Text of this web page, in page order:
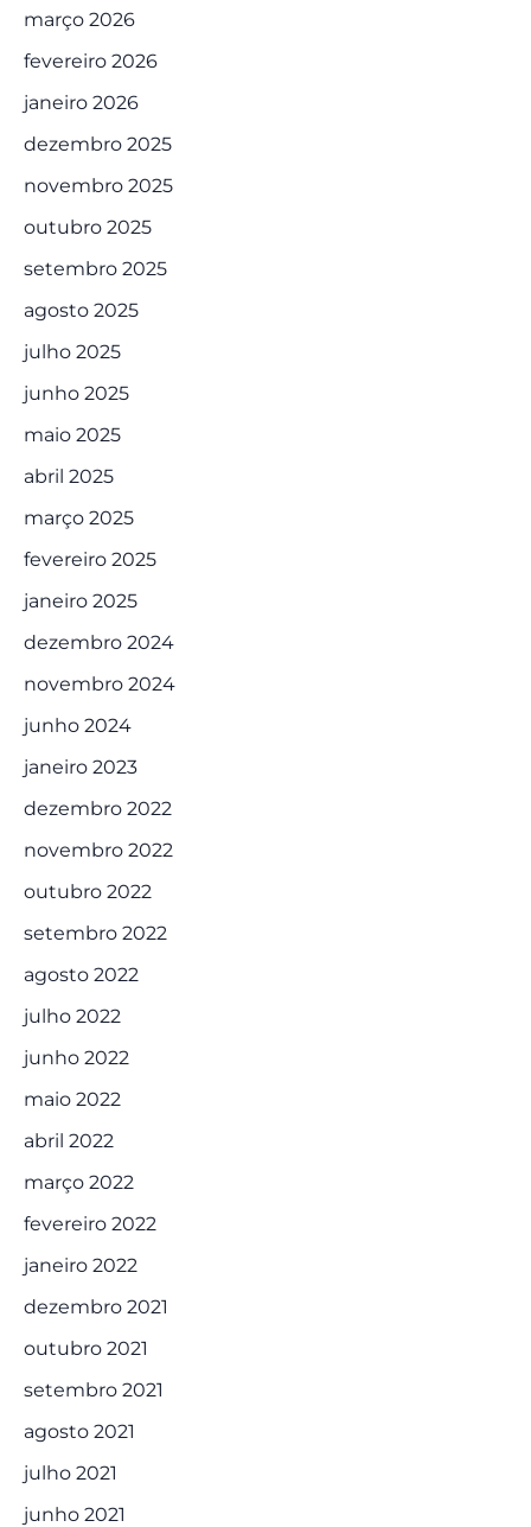
março 2026
fevereiro 2026
janeiro 2026
dezembro 2025
novembro 2025
outubro 2025
setembro 2025
agosto 2025
julho 2025
junho 2025
maio 2025
abril 2025
março 2025
fevereiro 2025
janeiro 2025
dezembro 2024
novembro 2024
junho 2024
janeiro 2023
dezembro 2022
novembro 2022
outubro 2022
setembro 2022
agosto 2022
julho 2022
junho 2022
maio 2022
abril 2022
março 2022
fevereiro 2022
janeiro 2022
dezembro 2021
outubro 2021
setembro 2021
agosto 2021
julho 2021
junho 2021